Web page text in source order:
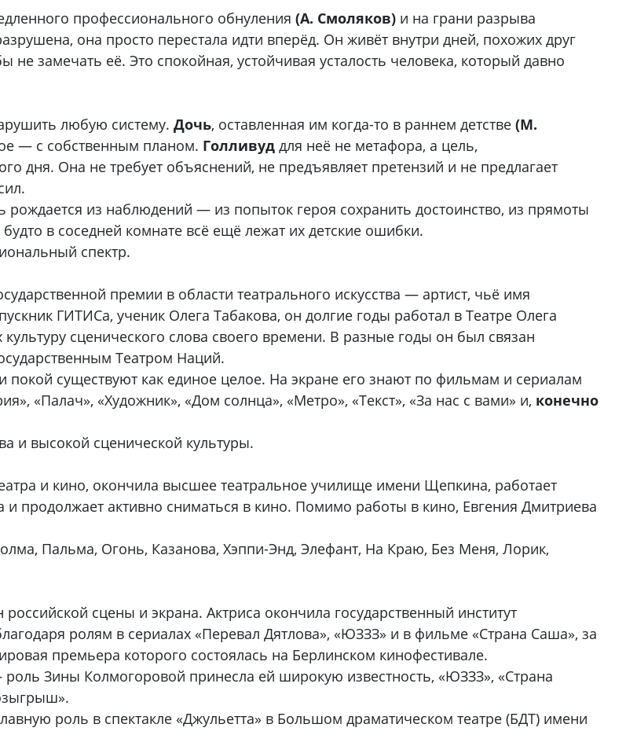
профессионального обнуления (А. Смоляков) и на грани разрыва
она просто перестала идти вперёд. Он живёт внутри дней, похожих друг
не замечать её. Это спокойная, устойчивая усталость человека, который давно
любую систему. Дочь, оставленная им когда-то в раннем детстве (М.
— с собственным планом. Голливуд для неё не метафора, а цель,
дня. Она не требует объяснений, не предъявляет претензий и не предлагает
рождается из наблюдений — из попыток героя сохранить достоинство, из прямоты
в соседней комнате всё ещё лежат их детские ошибки.
спектр.
премии в области театрального искусства — артист, чьё имя
ГИТИСа, ученик Олега Табакова, он долгие годы работал в Театре Олега
сценического слова своего времени. В разные годы он был связан
Театром Наций.
покой существуют как единое целое. На экране его знают по фильмам и сериалам
«Палач», «Художник», «Дом солнца», «Метро», «Текст», «За нас с вами» и, конечно
и высокой сценической культуры.
и кино, окончила высшее театральное училище имени Щепкина, работает
и продолжает активно сниматься в кино. Помимо работы в кино, Евгения Дмитриева
Пальма, Огонь, Казанова, Хэппи-Энд, Элефант, На Краю, Без Меня, Лорик,
сцены и экрана. Актриса окончила государственный институт
ролям в сериалах «Перевал Дятлова», «ЮЗЗЗ» и в фильме «Страна Саша», за
премьера которого состоялась на Берлинском кинофестивале.
Зины Колмогоровой принесла ей широкую известность, «ЮЗЗЗ», «Страна
роль в спектакле «Джульетта» в Большом драматическом театре (БДТ) имени